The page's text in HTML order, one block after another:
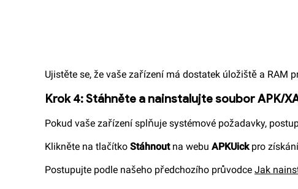
Ujistěte se, že vaše zařízení má dostatek úložiště a RAM
Krok 4: Stáhněte a nainstalujte soubor APK/
Pokud vaše zařízení splňuje systémové požadavky,
Klikněte na tlačítko Stáhnoutna webu APKUickpro
Postupujte podle našeho předchozího průvodce Jak